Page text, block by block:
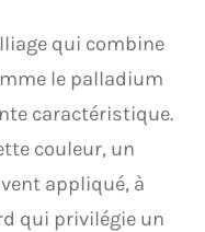
qui combine
le palladium
caractéristique.
couleur, un
appliqué, à
qui privilégie un